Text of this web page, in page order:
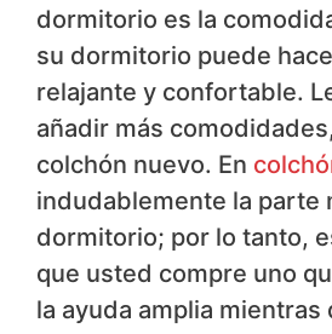
dormitorio es la
su dormitorio puede
relajante y confortable.
añadir más
colchón nuevo. En
indudablemente la parte
dormitorio; por lo tanto,
que usted compre uno
la ayuda amplia mientras